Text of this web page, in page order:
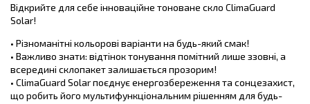
Відкрийте для себе інноваційне тоноване скло ClimaGuard
Solar!
• Різноманітні кольорові варіанти на будь-який смак!
• Важливо знати: відтінок тонування помітний лише ззовні, а
всередині склопакет залишається прозорим!
• ClimaGuard Solar поєднує енергозбереження та сонцезахист,
що робить його мультифункціональним рішенням для будь-